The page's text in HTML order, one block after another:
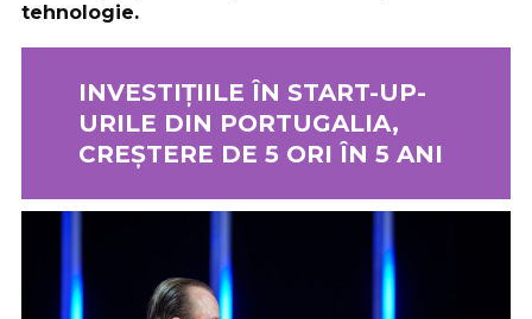
tehnologie.
INVESTIȚIILE ÎN START-UP-
URILE DIN PORTUGALIA,
CREȘTERE DE 5 ORI ÎN 5 ANI